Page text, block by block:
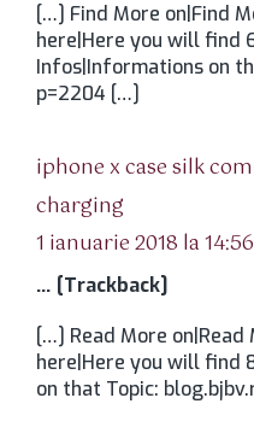
[…] Find More on|Find
here|Here you will find
Infos|Informations on
p=2204 […]
iphone x case silk
charging
1 ianuarie 2018 la 14:56
… [Trackback]
[…] Read More on|Read
here|Here you will find
on that Topic: